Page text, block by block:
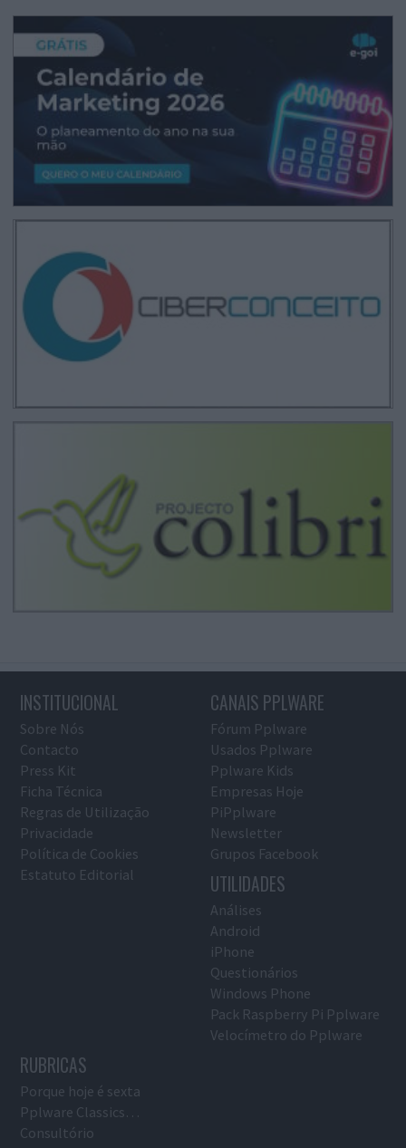
INSTITUCIONAL
Sobre Nós
Contacto
Press Kit
Ficha Técnica
Regras de Utilização
Privacidade
Política de Cookies
Estatuto Editorial
CANAIS PPLWARE
Fórum Pplware
Usados Pplware
Pplware Kids
Empresas Hoje
PiPplware
Newsletter
Grupos Facebook
UTILIDADES
Análises
Android
iPhone
Questionários
Windows Phone
Pack Raspberry Pi Pplware
Velocímetro do Pplware
RUBRICAS
Porque hoje é sexta
Pplware Classics…
Consultório